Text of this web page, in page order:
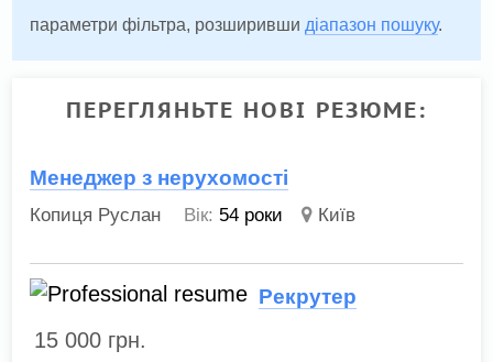
параметри фільтра, розширивши діапазон пошуку.
ПЕРЕГЛЯНЬТЕ НОВІ РЕЗЮМЕ:
Менеджер з нерухомості
Копиця Руслан Вік: 54 роки Київ
Рекрутер
15 000 грн.